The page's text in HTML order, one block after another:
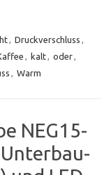
, Druckverschluss ,
, kalt, oder,
, Warm
NEG15-